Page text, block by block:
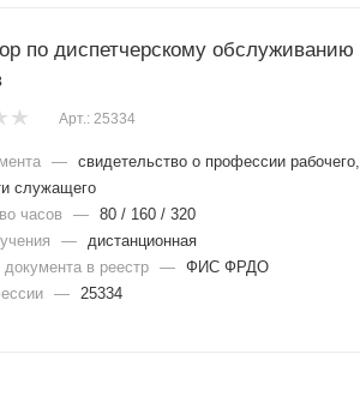
по диспетчерскому обслуживанию
Арт.: 25334
— свидетельство о профессии рабочего,
служащего
часов
— 80 / 160 / 320
— дистанционная
документа в реестр — ФИС ФРДО
— 25334